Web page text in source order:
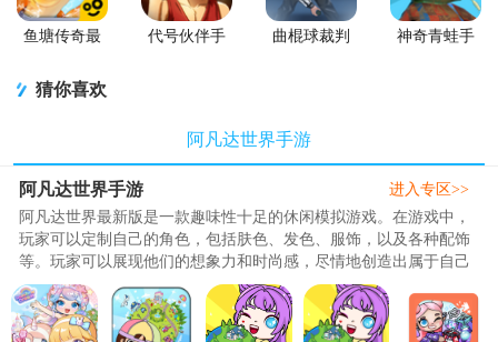
鱼塘传奇最
代号伙伴手
曲棍球裁判
神奇青蛙手
猜你喜欢
阿凡达世界手游
阿凡达世界手游
阿凡达世界最新版是一款趣味性十足的休闲模拟游戏。在游戏中，
玩家可以定制自己的角色，包括肤色、发色、服饰，以及各种配饰
等。玩家可以展现他们的想象力和时尚感，尽情地创造出属于自己
的风格。在阿凡达世界中还可以重新创建各种不同的风格，玩家可
以享受各种配件和卡哇伊头像制作工具，给你带来无尽的风格变
化。此外，该游戏还提供了大量不同的物品来装饰房间，玩家可以
进入专区>>